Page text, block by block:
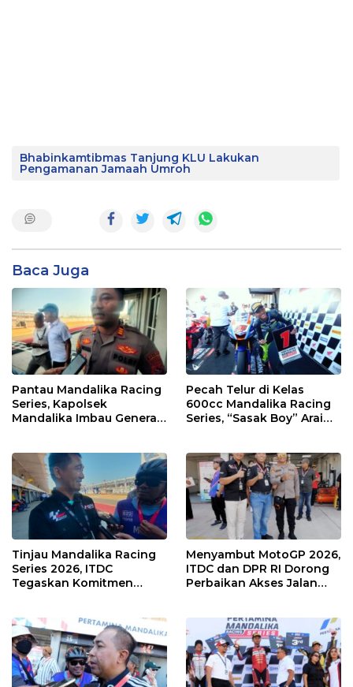
Bhabinkamtibmas Tanjung KLU Lakukan
Pengamanan Jamaah Umroh
Baca Juga
Pantau Mandalika Racing
Series, Kapolsek
Mandalika Imbau Generasi
Pecah Telur di Kelas
600cc Mandalika Racing
Series, “Sasak Boy” Arai
Tinjau Mandalika Racing
Series 2026, ITDC
Tegaskan Komitmen
Kawasan
Menyambut MotoGP 2026,
ITDC dan DPR RI Dorong
Perbaikan Akses Jalan